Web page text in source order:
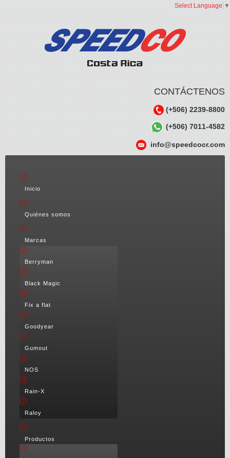
Select Language ▼
CONTÁCTENOS
(+506) 2239-8800
(+506) 7011-4582
info@speedcocr.com
Inicio
Quiénes somos
Marcas
Berryman
Black Magic
Fix a flat
Goodyear
Gumout
NOS
Rain-X
Raloy
Productos